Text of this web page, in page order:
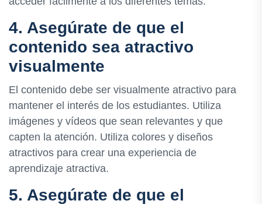
4. Asegúrate de que el
contenido sea atractivo
visualmente
El contenido debe ser visualmente atractivo para
mantener el interés de los estudiantes. Utiliza
imágenes y vídeos que sean relevantes y que
capten la atención. Utiliza colores y diseños
atractivos para crear una experiencia de
aprendizaje atractiva.
5. Asegúrate de que el